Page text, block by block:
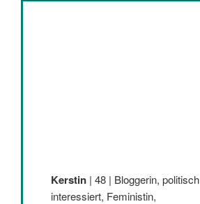
Kerstin | 48 | Bloggerin, politisch
interessiert, Feministin,